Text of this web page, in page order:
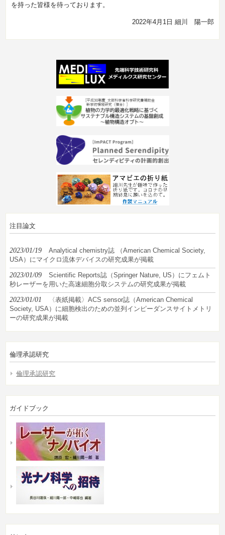
を持った皆様を待っております。
2022年4月1日 細川 陽一郎
注目論文
2023/01/19
Analytical chemistry誌 （American Chemical Society,
USA）にマイクロ流体デバイスの研究成果が掲載
2023/01/09
Scientific Reports誌（Springer Nature, US）にフェムト
秒レーザーを用いた高速細胞分取システムの研究成果が掲載
2023/01/01
〈表紙掲載〉ACS sensor誌（American Chemical
Society, USA）に細胞検出のための並列インピーダンスサイトメトリ
ーの研究成果が掲載
倫理承認研究
倫理承認研究
ガイドブック